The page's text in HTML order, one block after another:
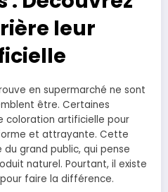
leur
en supermarché ne sont
être. Certaines
coloration artificielle pour
et attrayante. Cette
grand public, qui pense
naturel. Pourtant, il existe
faire la différence.